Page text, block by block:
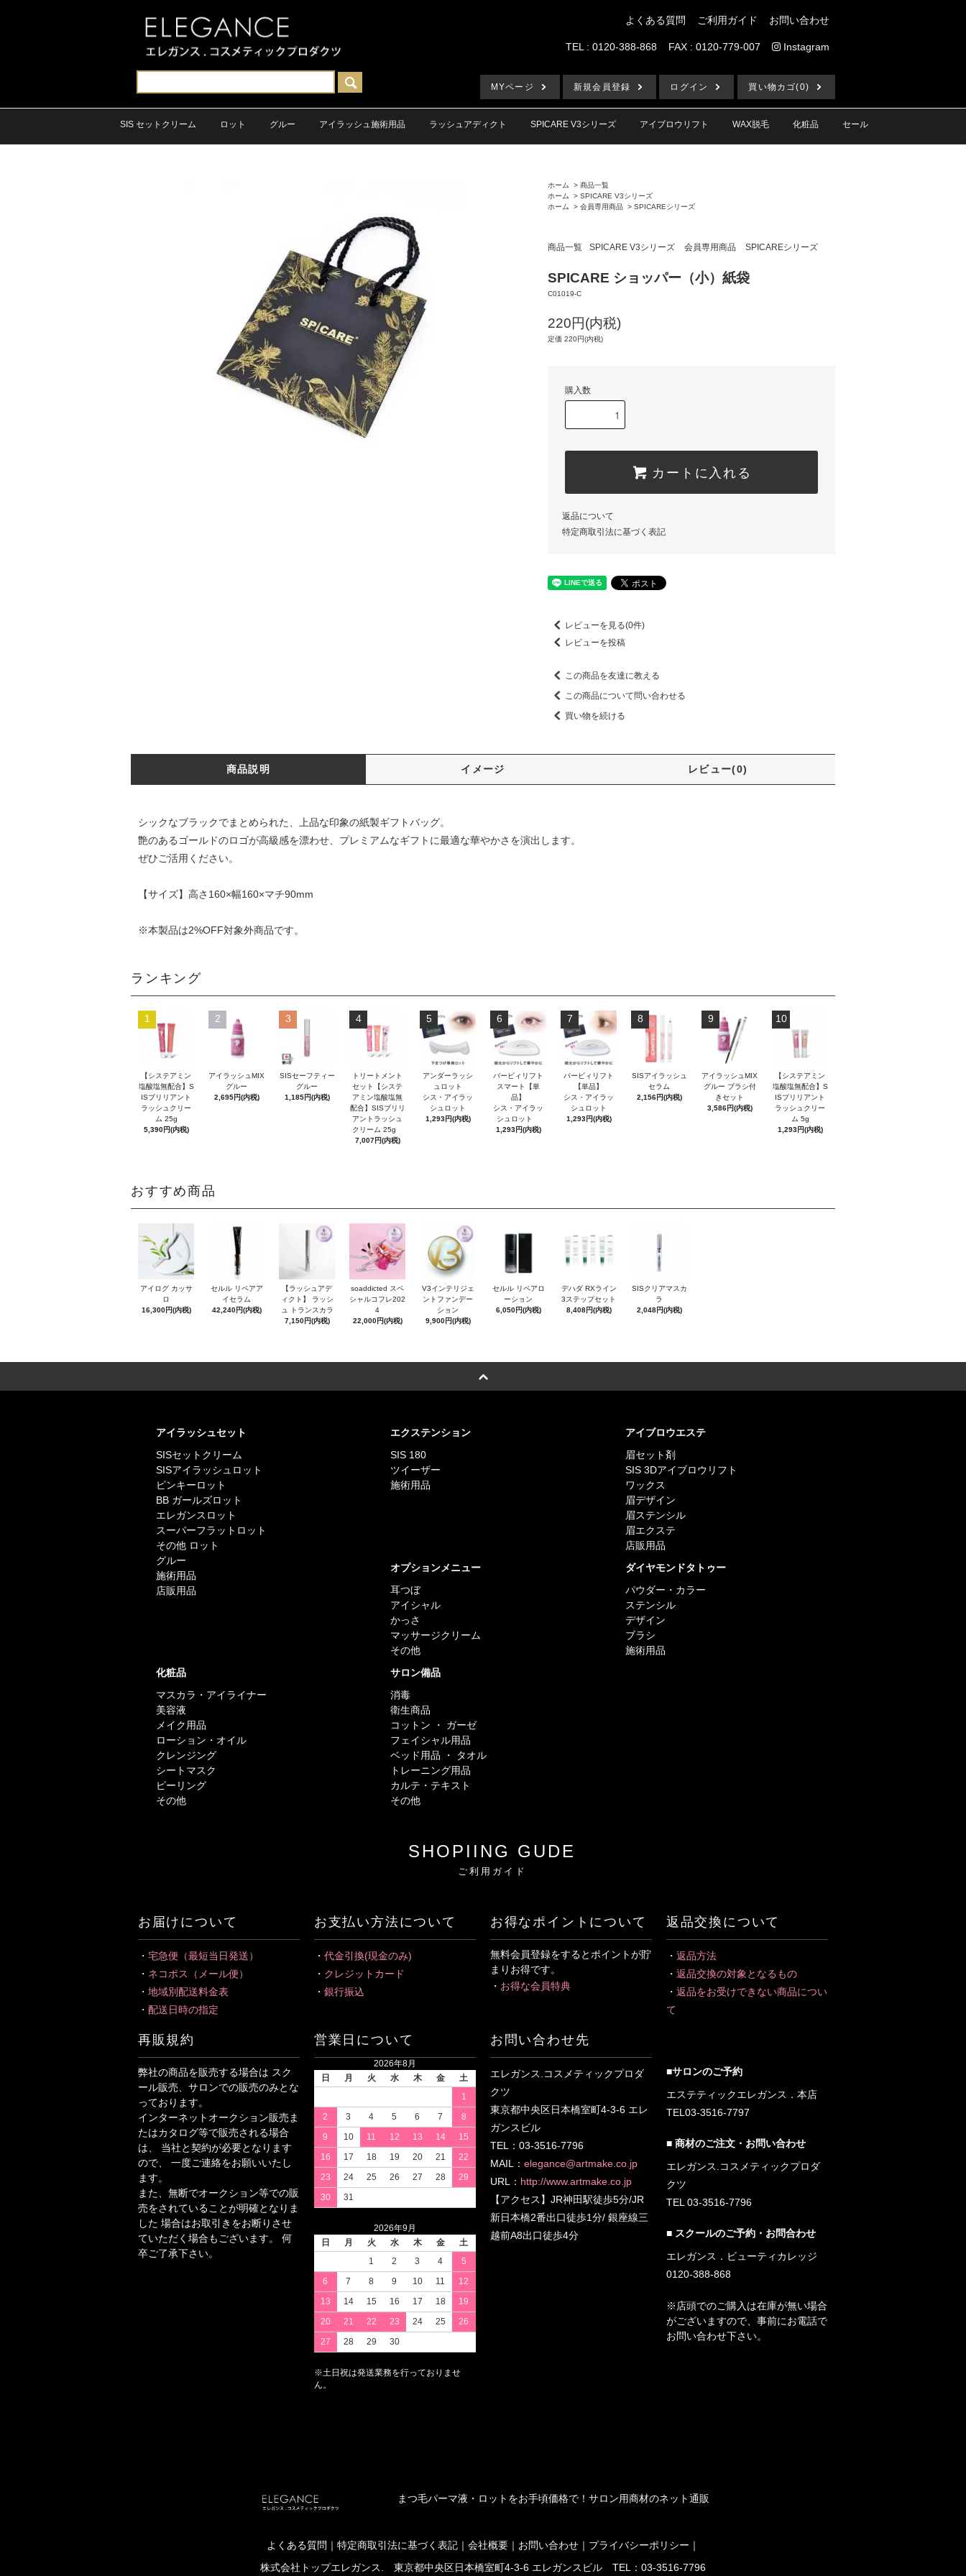
お問い合わせ
ご利用ガイド
よくある質問
Instagram
FAX : 0120-779-007
TEL : 0120-388-868
MYページ 新規会員登録 ログイン 買い物カゴ(0)
SIS セットクリーム ロット グルー アイラッシュ施術用品 ラッシュアディクト SPICARE V3シリーズ アイブロウリフト WAX脱毛 化粧品 セール
ホーム > 商品一覧
ホーム
> SPICARE V3シリーズ
ホーム
> 会員専用商品 > SPICAREシリーズ
商品一覧 SPICARE V3シリーズ 会員専用商品 SPICAREシリーズ
SPICARE ショッパー（小）紙袋
C01019-C
220円(内税)
定価 220円(内税)
購入数
カートに入れる
返品について
特定商取引法に基づく表記
レビューを見る(0件)
レビューを投稿
この商品を友達に教える
この商品について問い合わせる
買い物を続ける
商品説明 イメージ レビュー(0)
シックなブラックでまとめられた、上品な印象の紙製ギフトバッグ。
艶のあるゴールドのロゴが高級感を漂わせ、プレミアムなギフトに最適な華やかさを演出します。
ぜひご活用ください。
【サイズ】高さ160×幅160×マチ90mm
※本製品は2%OFF対象外商品です。
ランキング
1
【システアミン
塩酸塩無配合】S
ISブリリアント
ラッシュクリー
ム 25g
5,390円(内税)
2
アイラッシュMIX
グルー
2,695円(内税)
3
SISセーフティー
グルー
1,185円(内税)
4
トリートメント
セット【システ
アミン塩酸塩無
配合】SISブリリ
アントラッシュ
クリーム 25g
7,007円(内税)
5
アンダーラッシ
ュロット
シス・アイラッ
シュロット
1,293円(内税)
6
バービィリフト
スマート【単
品】
シス・アイラッ
シュロット
1,293円(内税)
7
バービィリフト
【単品】
シス・アイラッ
シュロット
1,293円(内税)
8
SISアイラッシュ
セラム
2,156円(内税)
9
アイラッシュMIX
グルー ブラシ付
きセット
3,586円(内税)
10
【システアミン
塩酸塩無配合】S
ISブリリアント
ラッシュクリー
ム 5g
1,293円(内税)
おすすめ商品
アイログ カッサ
ロ
16,300円(内税)
セルル リペアア
イセラム
42,240円(内税)
【ラッシュアデ
ィクト】 ラッシ
ュ トランスカラ
7,150円(内税)
soaddicted スペ
シャルコフレ202
4
22,000円(内税)
V3インテリジェ
ントファンデー
ション
9,900円(内税)
セルル リペアロ
ーション
6,050円(内税)
デハダ RXライン
3ステップセット
8,408円(内税)
SISクリアマスカ
ラ
2,048円(内税)
アイラッシュセット
SISセットクリーム
SISアイラッシュロット
ピンキーロット
BB ガールズロット
エレガンスロット
スーパーフラットロット
その他 ロット
グルー
施術用品
店販用品
エクステンション
SIS 180
ツイーザー
施術用品
アイブロウエステ
眉セット剤
SIS 3Dアイブロウリフト
ワックス
眉デザイン
眉ステンシル
眉エクステ
店販用品
オプションメニュー
耳つぼ
アイシャル
かっさ
マッサージクリーム
その他
ダイヤモンドタトゥー
パウダー・カラー
ステンシル
デザイン
ブラシ
施術用品
化粧品
マスカラ・アイライナー
美容液
メイク用品
ローション・オイル
クレンジング
シートマスク
ピーリング
その他
サロン備品
消毒
衛生商品
コットン ・ ガーゼ
フェイシャル用品
ベッド用品 ・ タオル
トレーニング用品
カルテ・テキスト
その他
SHOPIING GUDE
ご利用ガイド
お届けについて
・ 宅急便（最短当日発送）
・ ネコポス（メール便）
・ 地域別配送料金表
・ 配送日時の指定
お支払い方法について
・ 代金引換(現金のみ)
・ クレジットカード
・ 銀行振込
お得なポイントについて
無料会員登録をするとポイントが貯
まりお得です。
・ お得な会員特典
返品交換について
・ 返品方法
・ 返品交換の対象となるもの
・ 返品をお受けできない商品につい
て
再販規約
弊社の商品を販売する場合は スク
ール販売、サロンでの販売のみとな
っております。
インターネットオークション販売ま
たはカタログ等で販売される場合
は、 当社と契約が必要となります
ので、 一度ご連絡をお願いいたし
ます。
また、無断でオークション等での販
売をされていることが明確となりま
した 場合はお取引きをお断りさせ
ていただく場合もございます。 何
卒ご了承下さい。
営業日について
2026年8月
日
月 火 水 木 金
土
1
2
3 4 5 6 7
8
9
10 11 12 13 14
15
16
17 18 19 20 21
22
23
24 25 26 27 28
29
30
31
2026年9月
日
月 火 水 木 金
土
1
2 3 4
5
6
7 8 9 10 11
12
13
14 15 16 17 18
19
20
21 22 23 24 25
26
27
28 29 30
※土日祝は発送業務を行っておりませ
ん。
お問い合わせ先
エレガンス.コスメティックプロダ
クツ
東京都中央区日本橋室町4-3-6 エレ
ガンスビル
TEL：03-3516-7796
MAIL： elegance@artmake.co.jp
URL： http://www.artmake.co.jp
【アクセス】JR神田駅徒歩5分/JR
新日本橋2番出口徒歩1分/ 銀座線三
越前A8出口徒歩4分
■サロンのご予約
エステティックエレガンス．本店
TEL03-3516-7797
■ 商材のご注文・お問い合わせ
エレガンス.コスメティックプロダ
クツ
TEL 03-3516-7796
■ スクールのご予約・お問合わせ
エレガンス．ビューティカレッジ
0120-388-868
※店頭でのご購入は在庫が無い場合
がございますので、事前にお電話で
お問い合わせ下さい。
まつ毛パーマ液・ロットをお手頃価格で！サロン用商材のネット通販
よくある質問 ｜ 特定商取引法に基づく表記 ｜ 会社概要 ｜ お問い合わせ ｜ プライバシーポリシー ｜
株式会社トップエレガンス. 東京都中央区日本橋室町4-3-6 エレガンスビル TEL：03-3516-7796